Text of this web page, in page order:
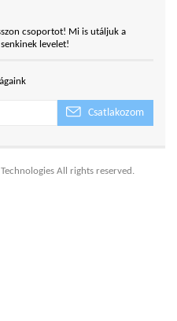
csoportot! Mi is utáljuk a
levelet!
Csatlakozom
All rights reserved.